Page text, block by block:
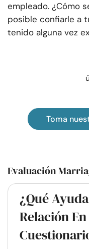
empleado. ¿Cómo
posible confiarle a
tenido alguna vez
Toma
Evaluación
¿Qué
Relación